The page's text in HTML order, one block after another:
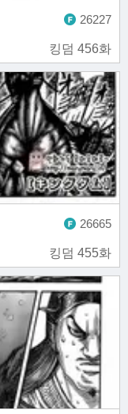
킹덤 456화
26227
킹덤 455화
26665